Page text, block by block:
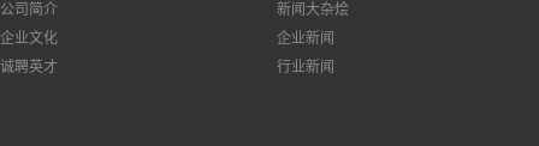
公司简介
企业文化
诚聘英才
新闻大杂烩
企业新闻
行业新闻